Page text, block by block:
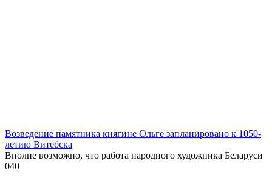
Возведение памятника княгине Ольге запланировано к 1050-
летию Витебска
Вполне возможно, что работа народного художника Беларуси
040